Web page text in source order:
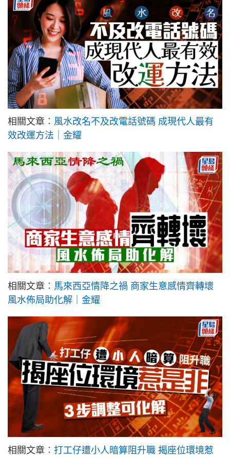
相關文章︰ 風水改名不及改電話號碼 成現代人最有
效改運方法｜金耀
相關文章︰ 馬來西亞情降之禍 商家生意感情齊轉壞
風水佈局助化解｜金耀
相關文章︰ 打工仔遭小人暗算阻升職 揭座位環境惹